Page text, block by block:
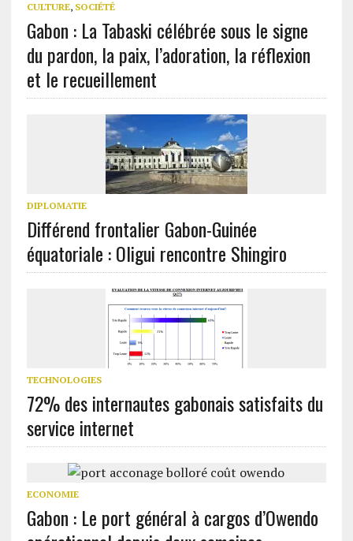
CULTURE, SOCIÉTÉ
Gabon : La Tabaski célébrée sous le signe
du pardon, la paix, l’adoration, la réflexion
et le recueillement
DIPLOMATIE
Différend frontalier Gabon-Guinée
équatoriale : Oligui rencontre Shingiro
TECHNOLOGIES
72% des internautes gabonais satisfaits du
service internet
ECONOMIE
Gabon : Le port général à cargos d’Owendo